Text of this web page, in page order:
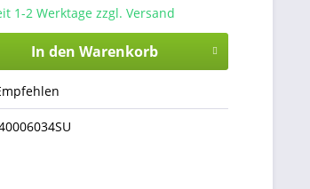
1-2 Werktage zzgl. Versand
In den Warenkorb